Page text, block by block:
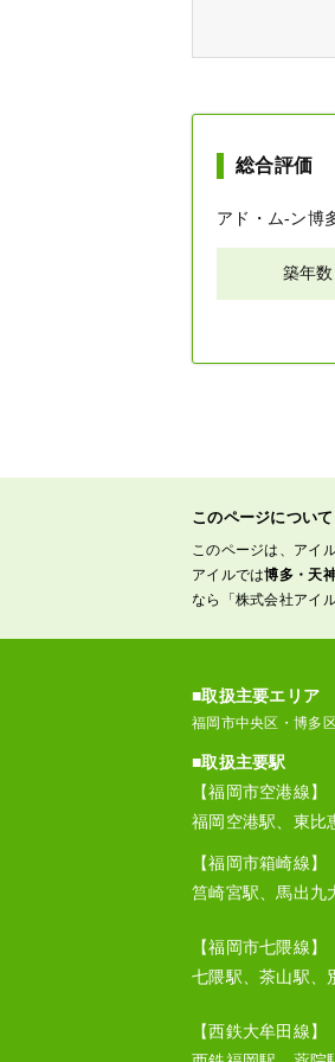
総合評価
アド・ム-ン博
築年数
このページについて
このページは、アイ
アイルでは博多・天
なら「株式会社アイ
■取扱主要エリア
福岡市中央区・博多
■取扱主要駅
【福岡市空港線】
福岡空港駅、東比
【福岡市箱崎線】
筥崎宮駅、馬出九
【福岡市七隈線】
七隈駅、茶山駅、
【西鉄大牟田線】